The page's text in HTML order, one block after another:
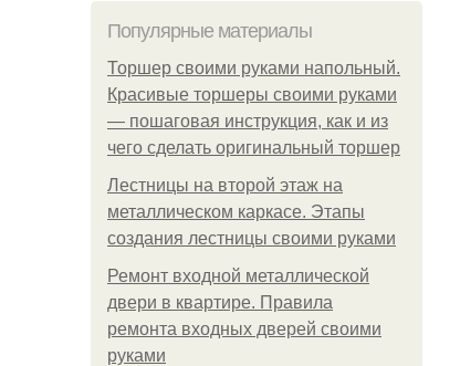
Популярные материалы
Торшер своими руками напольный.
Красивые торшеры своими руками
— пошаговая инструкция, как и из
чего сделать оригинальный торшер
Лестницы на второй этаж на
металлическом каркасе. Этапы
создания лестницы своими руками
Ремонт входной металлической
двери в квартире. Правила
ремонта входных дверей своими
руками